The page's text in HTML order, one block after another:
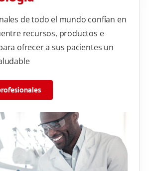
de todo el mundo confían en
recursos, productos e
ofrecer a sus pacientes un